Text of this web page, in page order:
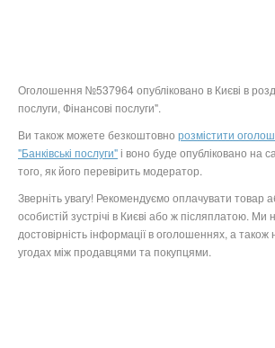
Оголошення №537964 опубліковано в Києві в
послуги, Фінансові послуги".
Ви також можете безкоштовно розмістити
"Банківські послуги"і воно буде опубліковано на
того, як його перевірить модератор.
Зверніть увагу! Рекомендуємо оплачувати товар
особистій зустрічі в Києві або ж післяплатою. Ми
достовірність інформації в оголошеннях, а
угодах між продавцями та покупцями.